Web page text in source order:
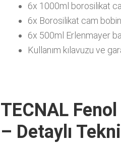
6x 1000ml borosilikat
6x Borosilikat cam
6x 500ml Erlenmayer
Kullanım kılavuzu ve
TECNAL
– Detaylı